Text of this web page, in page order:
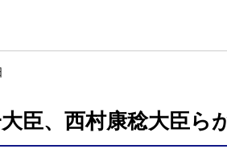
臣、西村康稔大臣ら